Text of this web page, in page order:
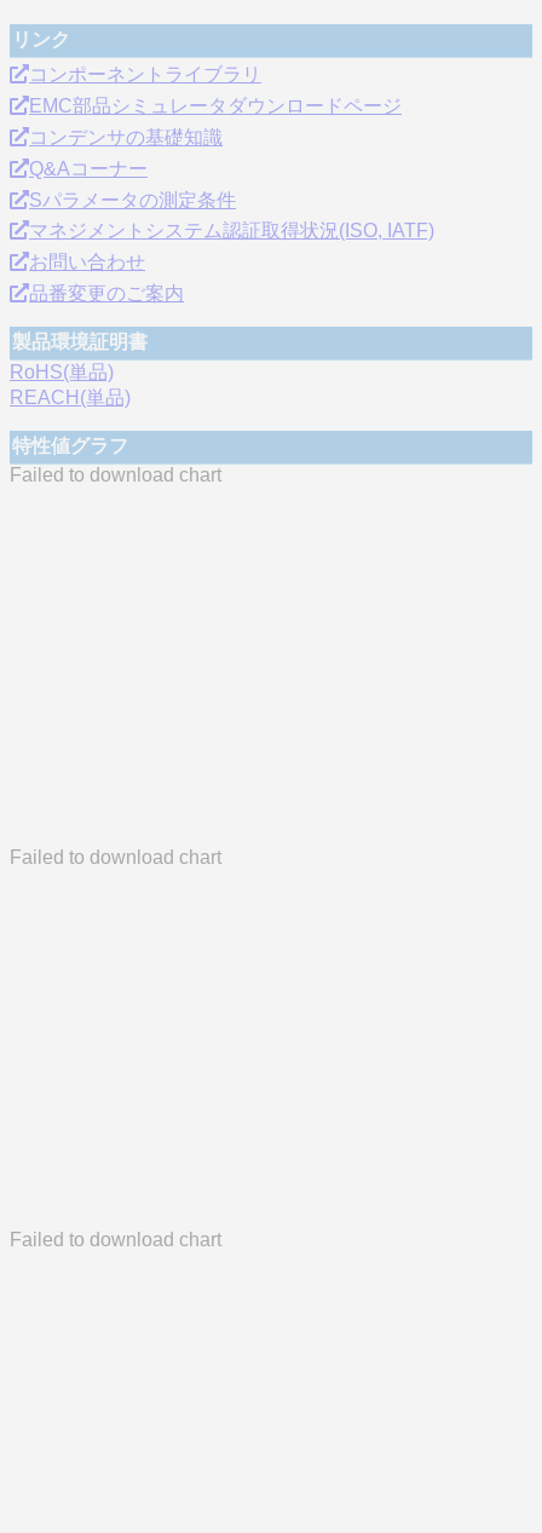
リンク
コンポーネントライブラリ
EMC部品シミュレータダウンロードページ
コンデンサの基礎知識
Q&Aコーナー
Sパラメータの測定条件
マネジメントシステム認証取得状況(ISO, IATF)
お問い合わせ
品番変更のご案内
製品環境証明書
RoHS(単品)
REACH(単品)
特性値グラフ
Failed to download chart
Failed to download chart
Failed to download chart